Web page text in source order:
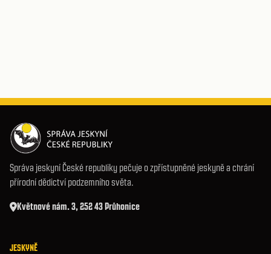
Správa jeskyní České republiky pečuje o zpřístupněné jeskyně a chrání
přírodní dědictví podzemního světa.
Květnové nám. 3, 252 43 Průhonice
JESKYNĚ